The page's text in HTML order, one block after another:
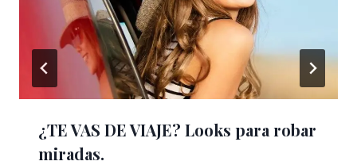
¿TE VAS DE VIAJE? Looks para robar
miradas.